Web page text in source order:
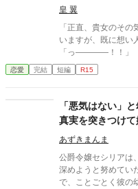
皇 翼
「正直、貴女のそ
いますが、既に想い
「っ――――！！」
かもが貴女にとって
う？そんな感情を持
に想い人がいる。
らず話し続ける。彼
っていった。 ＊＊＊＊＊＊ ・執筆時間空けてしまった間に途中過
程が気に食わなくな
ます。
恋愛 完結 短編 R15
「悪気はない」
真実を突きつけ
あずきまんま
公爵令嬢セシリアは
深めようと努めてい
で、ことごとく彼の